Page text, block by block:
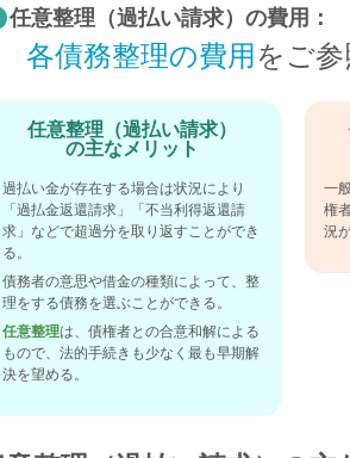
任意整理（過払い請求）の費用：
各債務整理の費用 をご
任意整理（過払い請求）
の主なメリット
過払い金が存在する場合は状況により
「過払金返還請求」「不当利得返還請
求」などで超過分を取り返すことができ
る。
債務者の意思や借金の種類によって、整
理をする債務を選ぶことができる。
任意整理は、債権者との合意和解による
もので、法的手続きも少なく最も早期解
決を望める。
一
権
況